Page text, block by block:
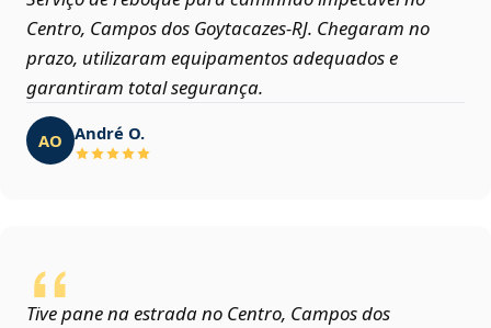
Centro, Campos dos Goytacazes‑RJ. Chegaram no
prazo, utilizaram equipamentos adequados e
garantiram total segurança.
AO André O.
Tive pane na estrada no Centro, Campos dos